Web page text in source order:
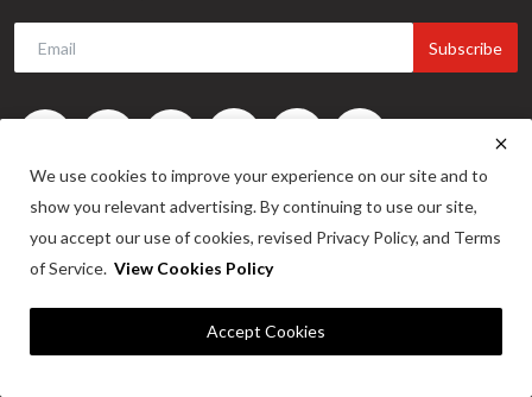
Subscribe
©2024. INA News. All Rights Reserved. Website Developed by -
We use cookies to improve your experience on our site and to
show you relevant advertising. By continuing to use our site,
you accept our use of cookies, revised Privacy Policy, and Terms
of Service. View Cookies Policy
Accept Cookies